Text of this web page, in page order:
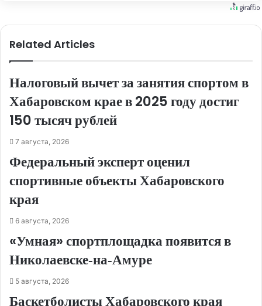
Related Articles
Налоговый вычет за занятия спортом в
Хабаровском крае в 2025 году достиг
150 тысяч рублей
7 августа, 2026
Федеральный эксперт оценил
спортивные объекты Хабаровского
края
6 августа, 2026
«Умная» спортплощадка появится в
Николаевске‑на‑Амуре
5 августа, 2026
Баскетболисты Хабаровского края